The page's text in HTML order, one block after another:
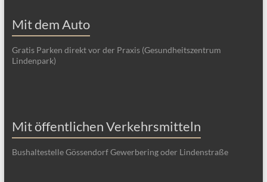
Mit dem Auto
Gratis Parken direkt vor der Praxis (Gesundheitszentrum
Lindenpark)
Mit öffentlichen Verkehrsmitteln
Bushaltestelle Gössendorf Gewerbering oder Lindenstraße